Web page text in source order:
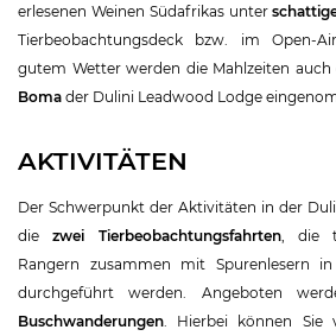
erlesenen Weinen Südafrikas unter
Tierbeobachtungsdeck bzw. im Open-
gutem Wetter werden die Mahlzeiten
Boma der Dulini Leadwood Lodge
AKTIVITÄTEN
Der Schwerpunkt der Aktivitäten in der
diezwei Tierbeobachtungsfahrten, die
Rangern zusammen mit Spurenlesern in
durchgeführt werden. Angeboten
Buschwanderungen . Hierbei können Sie